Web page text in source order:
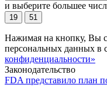
и выберите большее
19 51
Нажимая на кнопку, Вы
персональных данных в
конфиденциальности»
Законодательство
FDA представило план